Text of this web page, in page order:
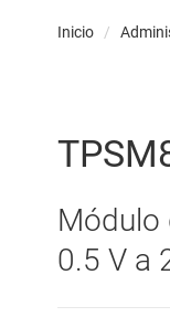
Inicio /
Módulo
0.5 V a